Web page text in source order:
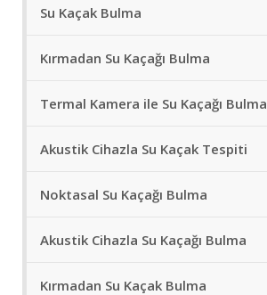
Su Kaçak Bulma
Kırmadan Su Kaçağı Bulma
Termal Kamera ile Su Kaçağı Bulma
Akustik Cihazla Su Kaçak Tespiti
Noktasal Su Kaçağı Bulma
Akustik Cihazla Su Kaçağı Bulma
Kırmadan Su Kaçak Bulma